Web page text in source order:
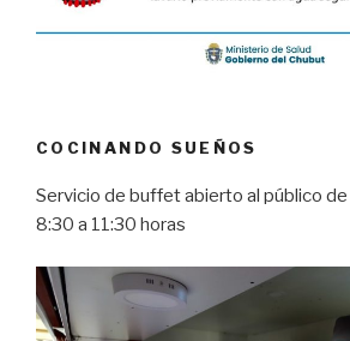
COCINANDO SUEÑOS
Servicio de buffet abierto al público de
8:30 a 11:30 horas